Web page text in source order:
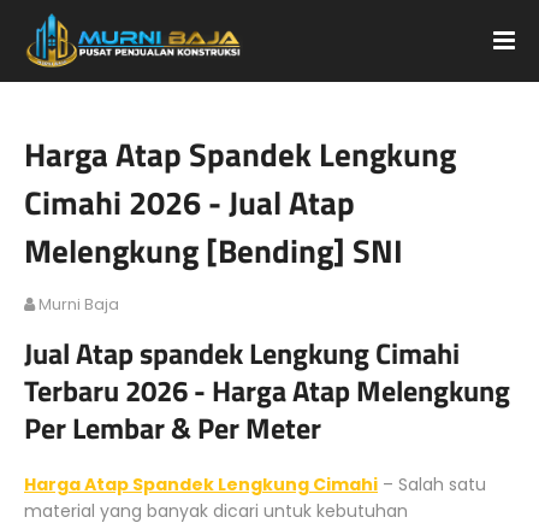
Harga Atap Spandek Lengkung
Cimahi 2026 - Jual Atap
Melengkung [Bending] SNI
Murni Baja
Jual Atap spandek Lengkung Cimahi
Terbaru 2026 - Harga Atap Melengkung
Per Lembar & Per Meter
Harga Atap Spandek Lengkung Cimahi – Salah satu
material yang banyak dicari untuk kebutuhan